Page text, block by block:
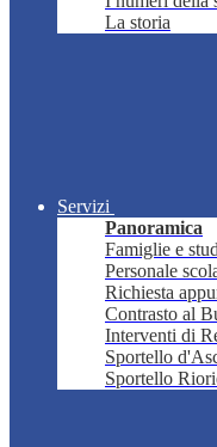
La storia
Servizi
Panoramica
Famiglie e
Personale
Richiesta
Contrasto al
Interventi di
Sportello
Sportello